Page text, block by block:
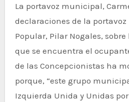
La portavoz municipal, Carmen Yáñez, ante las
declaraciones de la
Popular, Pilar Nogales,
que se encuentra el
de las Concepcionistas ha
porque, “este grupo
Izquierda Unida y Unidas